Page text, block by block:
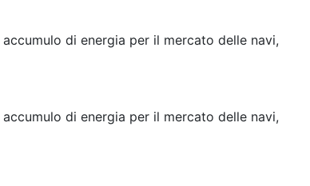
di energia per il mercato delle navi,
di energia per il mercato delle navi,